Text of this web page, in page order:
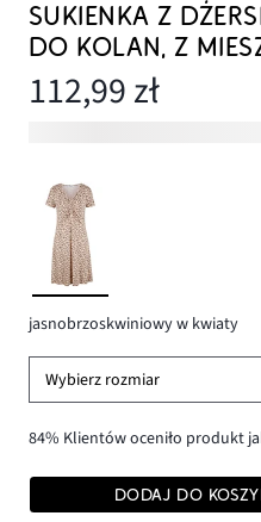
SUKIENKA Z
DO KOLAN, Z
112,99 zł
jasnobrzoskwiniowy w kwiaty
Wybierz rozmiar
84% Klientów oceniło produkt
DODAJ DO